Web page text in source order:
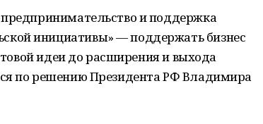
и поддержка
инициативы» — поддержать бизнес
идеи до расширения и выхода
по решению Президента РФ Владимира